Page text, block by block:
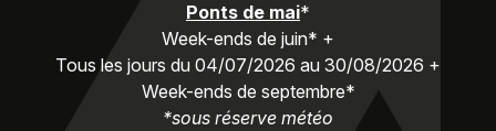
Ponts de mai*
Week-ends de juin* +
Tous les jours du 04/07/2026 au 30/08/2026 +
Week-ends de septembre*
*sous réserve météo